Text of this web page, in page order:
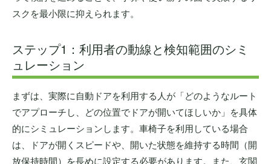
スクを最小限に抑えられます。
ステップ1：利用者の動線と検知範囲のシミ
ュレーション
まずは、実際に自動ドアを利用する人が「どのようなルート
でアプローチし、どの位置でドアが開いてほしいか」を具体
的にシミュレーションします。車椅子を利用している場合
は、ドアが開くスピードや、開いた状態を維持する時間（開
放保持時間）を長めに設定する必要があります。また、玄関